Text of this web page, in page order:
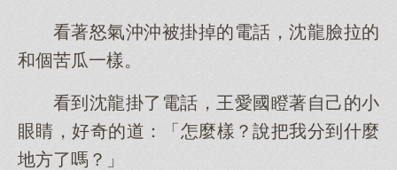
看著怒氣沖沖被掛掉的電話，沈龍臉拉的
和個苦瓜一樣。
看到沈龍掛了電話，王愛國瞪著自己的小
眼睛，好奇的道：「怎麼樣？說把我分到什麼
地方了嗎？」